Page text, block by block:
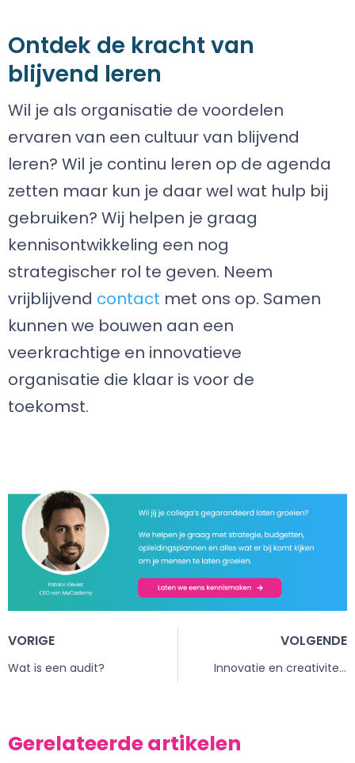
Ontdek de kracht van
blijvend leren
Wil je als organisatie de voordelen
ervaren van een cultuur van blijvend
leren? Wil je continu leren op de agenda
zetten maar kun je daar wel wat hulp bij
gebruiken? Wij helpen je graag
kennisontwikkeling een nog
strategischer rol te geven. Neem
vrijblijvend contact met ons op. Samen
kunnen we bouwen aan een
veerkrachtige en innovatieve
organisatie die klaar is voor de
toekomst.
VORIGE
Wat is een audit?
VOLGENDE
Innovatie en creativiteit: de waarde van een leergierige cultuur
Gerelateerde artikelen